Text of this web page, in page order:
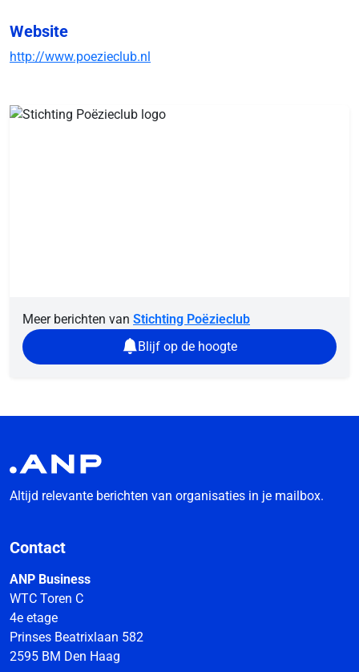
Website
http://www.poezieclub.nl
Meer berichten van Stichting Poëzieclub
Blijf op de hoogte
Altijd relevante berichten van organisaties in je mailbox.
Contact
ANP Business
WTC Toren C
4e etage
Prinses Beatrixlaan 582
2595 BM Den Haag